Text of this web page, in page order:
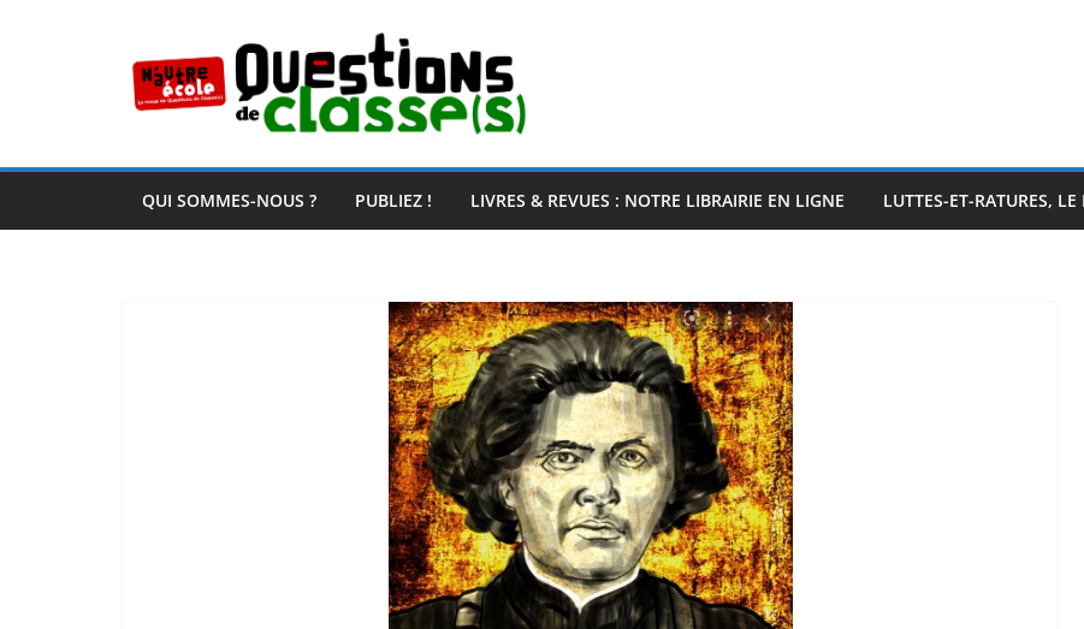
QUI SOMMES-NOUS ? PUBLIEZ ! LIVRES & REVUES : NOTRE LIBRAIRIE EN LIGNE LUTTES-ET-RATURES, LE